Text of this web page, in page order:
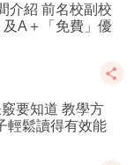
介紹 前名校副校
A＋「免費」優
要知道 教學方
輕鬆讀得有效能